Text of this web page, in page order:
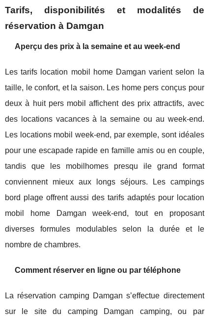
Tarifs, disponibilités et modalités de
réservation à Damgan
Aperçu des prix à la semaine et au week-end
Les tarifs location mobil home Damgan varient selon la
taille, le confort, et la saison. Les home pers conçus pour
deux à huit pers mobil affichent des prix attractifs, avec
des locations vacances à la semaine ou au week-end.
Les locations mobil week-end, par exemple, sont idéales
pour une escapade rapide en famille amis ou en couple,
tandis que les mobilhomes presqu ile grand format
conviennent mieux aux longs séjours. Les campings
bord plage offrent aussi des tarifs adaptés pour location
mobil home Damgan week-end, tout en proposant
diverses formules modulables selon la durée et le
nombre de chambres.
Comment réserver en ligne ou par téléphone
La réservation camping Damgan s’effectue directement
sur le site du camping Damgan camping, ou par